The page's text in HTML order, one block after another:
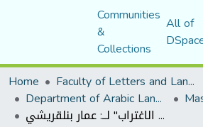
Communities
&
Collections
All of
Home
Faculty of Letters and Languages
Department of Arabic Language and Literature
ملامح التصوّف في ديوان "مقام الاغتراب" لــ: عمار بنلقريشي